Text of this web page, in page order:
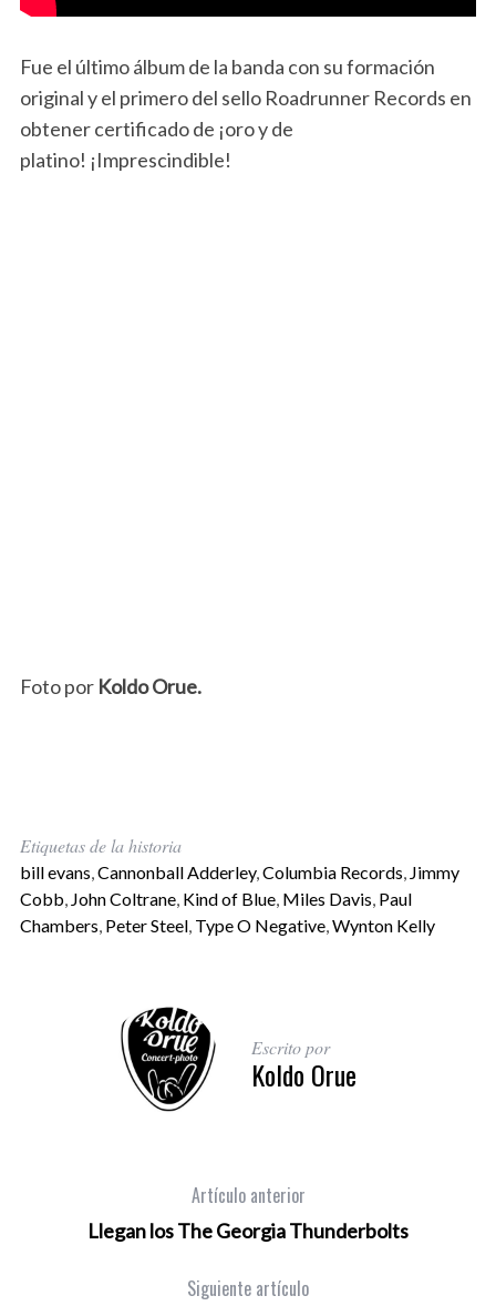
Fue el último álbum de la banda con su formación
original y el primero del sello Roadrunner Records en
obtener certificado de ¡oro y de
platino! ¡Imprescindible!
Foto por Koldo Orue.
Etiquetas de la historia
bill evans Cannonball Adderley, Columbia Records Jimmy
Cobb John Coltrane, Kind of Blue, Miles Davis Paul
Chambers Peter Steel, Type O Negative, Wynton Kelly
Escrito por
Koldo Orue
Artículo anterior
Llegan los The Georgia Thunderbolts
Siguiente artículo